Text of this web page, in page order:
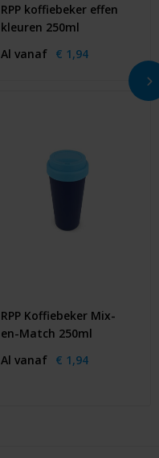
RPP koffiebeker effen
kleuren 250ml
Al vanaf € 1,94
RPP Koffiebeker Mix-
en-Match 250ml
Al vanaf € 1,94